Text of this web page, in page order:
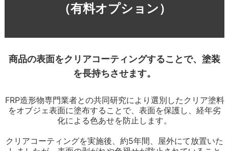
（有料オプション）
商品の表面をクリアコーティングすることで、塗装
を長持ちさせます。
FRP造形物専門業者との共同研究により選別したクリア塗料
をオブジェ表面に塗布することで、表面を保護し、経年劣
化による色あせを防止します。
クリアコーティングを実施後、約5年間、屋外にて放置いた